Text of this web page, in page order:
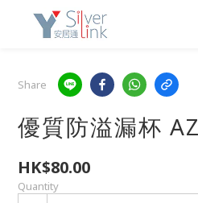
Share
優質防溢漏杯
HK$80.00
Quantity